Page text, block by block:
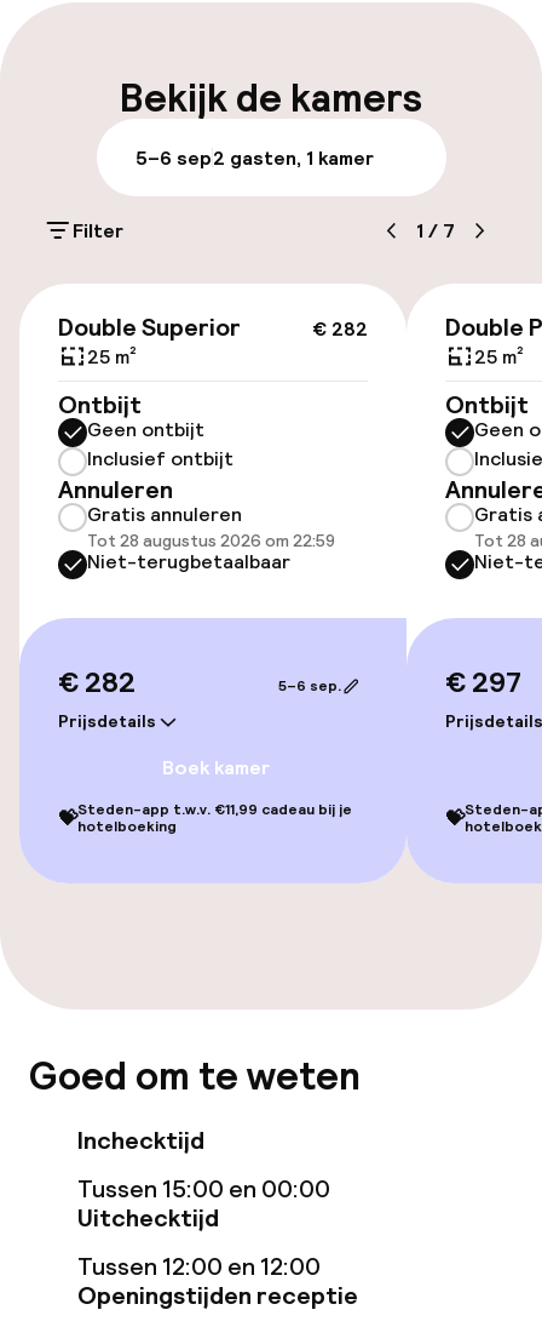
Parkeren & mobiliteit
Parkeergelegenheid op eigen terrein
(buiten)
Openbaar parkeren
Fietsen beschikbaar
Toegankelijkheid
Overal rolstoeltoegankelijk
Voor toegankelijkheid
geoptimaliseerde kamers beschikbaar
Kamers
geoptimaliseerde kamers beschikbaar
Fitnessruimte / gym
Entertainment
Gratis wifi
Eet- en drinkgelegenheden
Restaurant
Bekijk de kamers
5–6 sep2 gasten, 1 kamer
Filter 1 / 7
€ 282
Double Superior
25 m²
Ontbijt
Geen ontbijt
Inclusief ontbijt
Annuleren
Gratis annuleren
Tot 28 augustus 2026 om 22:59
Niet-terugbetaalbaar
€ 282
Prijsdetails
5–6 sep.
Boek kamer
💝Steden-app t.w.v. €11,99 cadeau bij je
hotelboeking
Double
25 m²
Ontbijt
Geen
Gratis
Tot 28
Niet-
€ 297
Prijsdetails
💝Steden-
Goed om te weten
Inchecktijd
Tussen 15:00 en 00:00
Uitchecktijd
Tussen 12:00 en 12:00
Openingstijden receptie